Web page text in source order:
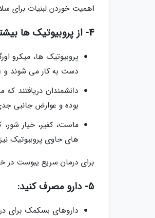
اهمیت خوردن لبنیات برای
4- از پروبیوتیک ها بیشتر استفاده کنید:
پروبیوتیک ها، میکرو
دست به کار می شوند و
دانشمندان دریافتند
بوده و عوارض جانبی
ماست، کفیر، خیار
های حاوی پروبیوتیک
برای درمان سریع یبوست در
5- دارو مصرف کنید:
داروهای بسکمک برای